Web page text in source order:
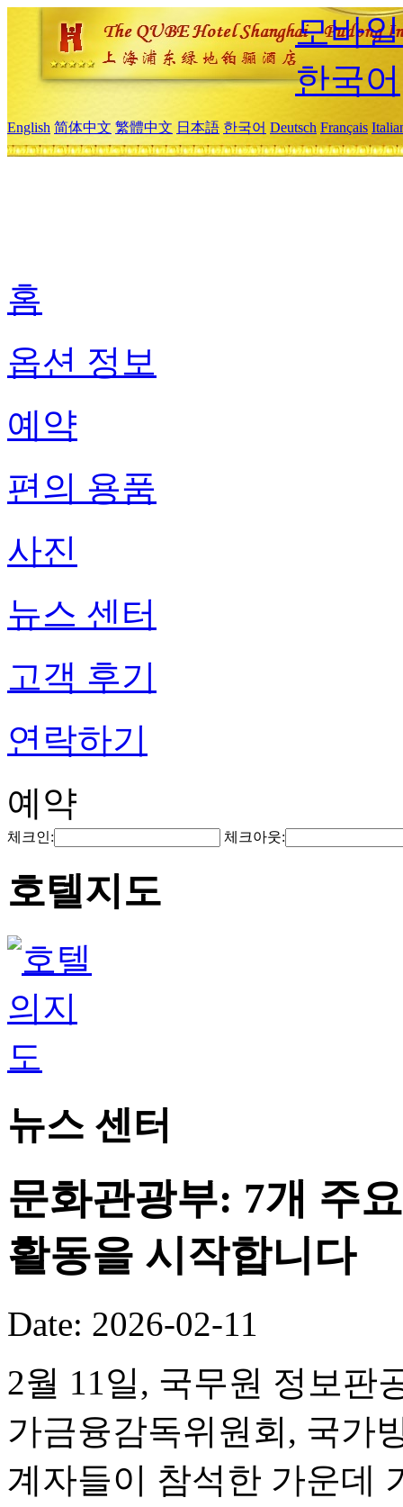
모바
한국어
English 简体中文 繁體中文 日本語 한국어 Deutsch Français
홈
옵션 정보
예약
편의 용품
사진
뉴스 센터
고객 후기
연락하기
예약
체크인: 체크아웃:
호텔지도
뉴스 센터
문화관광부: 7개 주
활동을 시작합니다
Date: 2026-02-11
2월 11일, 국무원 정보판
가금융감독위원회, 국가
계자들이 참석한 가운데